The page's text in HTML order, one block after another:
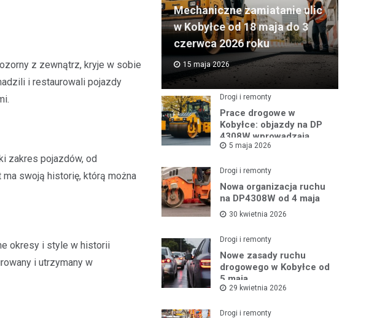
z zewnątrz, kryje w sobie
i restaurowali pojazdy
zakres pojazdów, od
swoją historię, którą można
okresy i style w historii
i utrzymany w
Mechaniczne zamiatanie ulic
w Kobyłce od 18 maja do 3
czerwca 2026 roku
15 maja 2026
Drogi i remonty
Prace drogowe w
Kobyłce: objazdy na DP
4308W wprowadzają
zmiany w ruchu
5 maja 2026
Drogi i remonty
Nowa organizacja ruchu
na DP4308W od 4 maja
30 kwietnia 2026
Drogi i remonty
Nowe zasady ruchu
drogowego w Kobyłce od
5 maja
29 kwietnia 2026
Drogi i remonty